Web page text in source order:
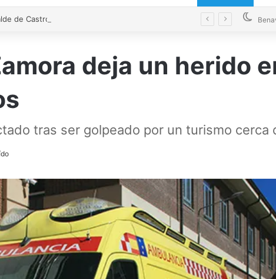
deja un herido
tras ser golpeado por un turismo cerca